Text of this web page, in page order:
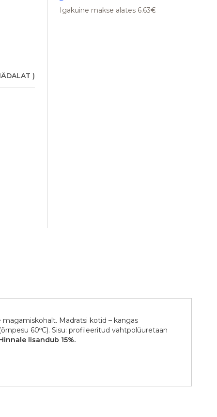
Igakuine makse alates 6.63€
)
Madratsi kotid – kangas
60ºC). Sisu: profileeritud vahtpolüuretaan
lisandub 15%.